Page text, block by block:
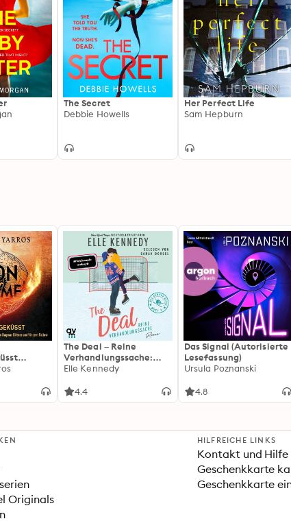
The Secret
Debbie Howells
Her Perfect Life
Sam Hepburn
Reihe
The Deal – Reine
Verhandlungssache:
Off-Campus 1 | Roman |
Prickelnde College-
Elle Kennedy
4.4
Das Signal (Autorisierte
Lesefassung)
Ursula Poznanski
4.8
Originals
HILFREICHE LINKS
Kontakt und Hilfe
Geschenkkarte
Geschenkkarte